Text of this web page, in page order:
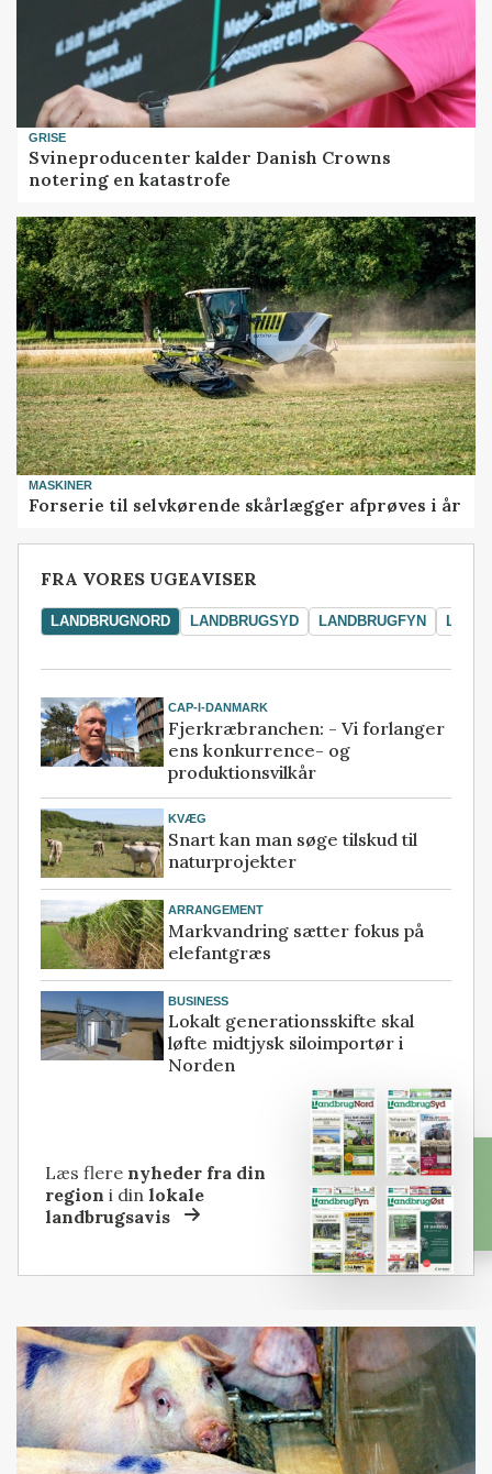
GRISE
Svineproducenter kalder Danish Crowns
notering en katastrofe
MASKINER
Forserie til selvkørende skårlægger afprøves i år
FRA VORES UGEAVISER
LANDBRUGNORD LANDBRUGSYD LANDBRUGFYN
CAP-I-DANMARK
Fjerkræbranchen: - Vi forlanger
ens konkurrence- og
produktionsvilkår
KVÆG
Snart kan man søge tilskud til
naturprojekter
ARRANGEMENT
Markvandring sætter fokus på
elefantgræs
BUSINESS
Lokalt generationsskifte skal
løfte midtjysk siloimportør i
Norden
Læs flere nyheder fra din
region i dinlokale
landbrugsavis